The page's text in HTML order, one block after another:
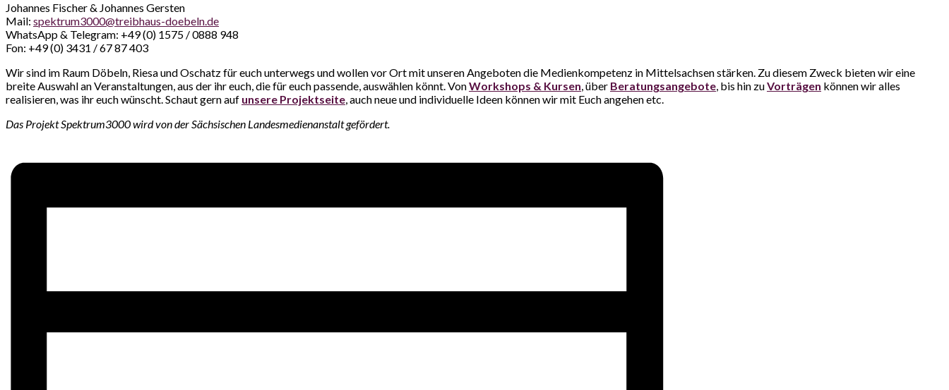
Johannes Fischer & Johannes Gersten
Mail: spektrum3000@treibhaus-doebeln.de
WhatsApp & Telegram: +49 (0) 1575 / 0888 948
Fon: +49 (0) 3431 / 67 87 403
Wir sind im Raum Döbeln, Riesa und Oschatz für euch unterwegs und wollen vor Ort mit unseren Angeboten die Medienkompetenz in Mittelsachsen stärken. Zu diesem Zweck bieten wir eine
breite Auswahl an Veranstaltungen, aus der ihr euch, die für euch passende, auswählen könnt. VonWorkshops & Kursen, über Beratungsangebote, bis hin zuVorträgen können wir alles
realisieren, was ihr euch wünscht. Schaut gern auf unsere Projektseite, auch neue und individuelle Ideen können wir mit Euch angehen etc.
Das Projekt Spektrum3000 wird von der Sächsischen Landesmedienanstalt gefördert.